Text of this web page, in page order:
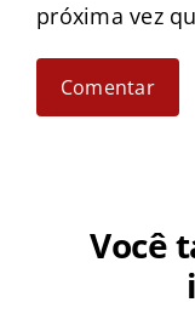
próxima vez
Você